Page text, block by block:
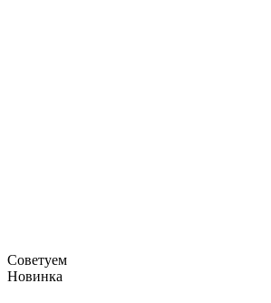
Советуем
Новинка